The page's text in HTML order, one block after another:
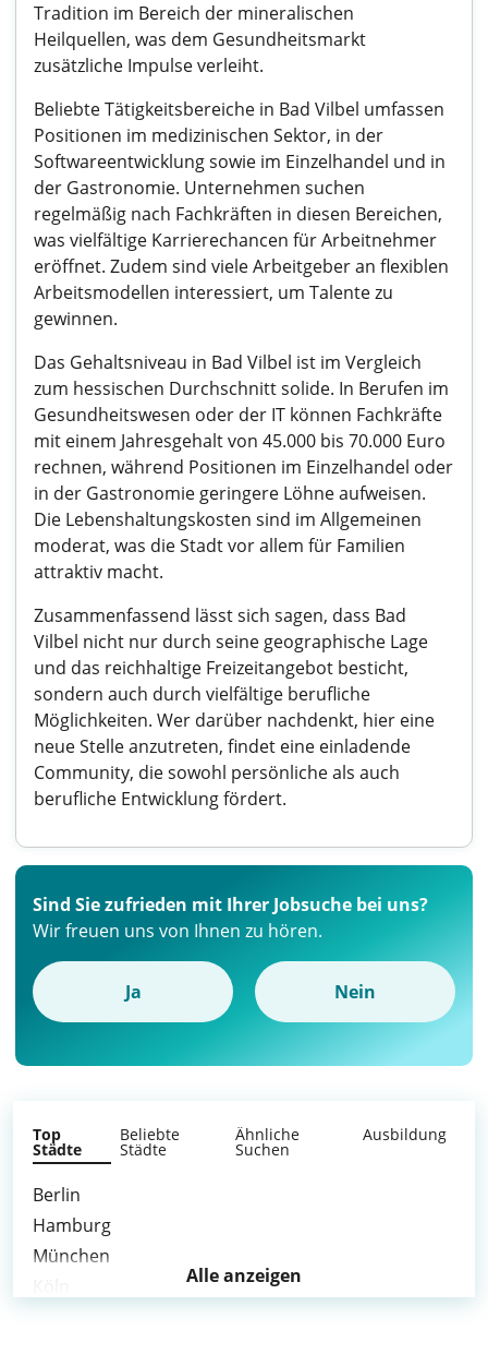
Tradition im Bereich der mineralischen
Heilquellen, was dem Gesundheitsmarkt
zusätzliche Impulse verleiht.
Beliebte Tätigkeitsbereiche in Bad Vilbel umfassen
Positionen im medizinischen Sektor, in der
Softwareentwicklung sowie im Einzelhandel und in
der Gastronomie. Unternehmen suchen
regelmäßig nach Fachkräften in diesen Bereichen,
was vielfältige Karrierechancen für Arbeitnehmer
eröffnet. Zudem sind viele Arbeitgeber an flexiblen
Arbeitsmodellen interessiert, um Talente zu
gewinnen.
Das Gehaltsniveau in Bad Vilbel ist im Vergleich
zum hessischen Durchschnitt solide. In Berufen im
Gesundheitswesen oder der IT können Fachkräfte
mit einem Jahresgehalt von 45.000 bis 70.000 Euro
rechnen, während Positionen im Einzelhandel oder
in der Gastronomie geringere Löhne aufweisen.
Die Lebenshaltungskosten sind im Allgemeinen
moderat, was die Stadt vor allem für Familien
attraktiv macht.
Zusammenfassend lässt sich sagen, dass Bad
Vilbel nicht nur durch seine geographische Lage
und das reichhaltige Freizeitangebot besticht,
sondern auch durch vielfältige berufliche
Möglichkeiten. Wer darüber nachdenkt, hier eine
neue Stelle anzutreten, findet eine einladende
Community, die sowohl persönliche als auch
berufliche Entwicklung fördert.
Sind Sie zufrieden mit Ihrer Jobsuche bei uns?
Wir freuen uns von Ihnen zu hören.
Ja Nein
Top
Städte
Beliebte
Städte
Ähnliche
Suchen
Ausbildung
Berlin
Hamburg
München
Alle anzeigen